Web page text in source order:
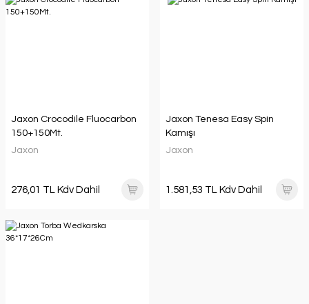
Jaxon Crocodile Fluocarbon
150+150Mt.
Jaxon
276,01 TL Kdv Dahil
Jaxon Tenesa Easy Spin
Kamışı
Jaxon
1.581,53 TL Kdv Dahil